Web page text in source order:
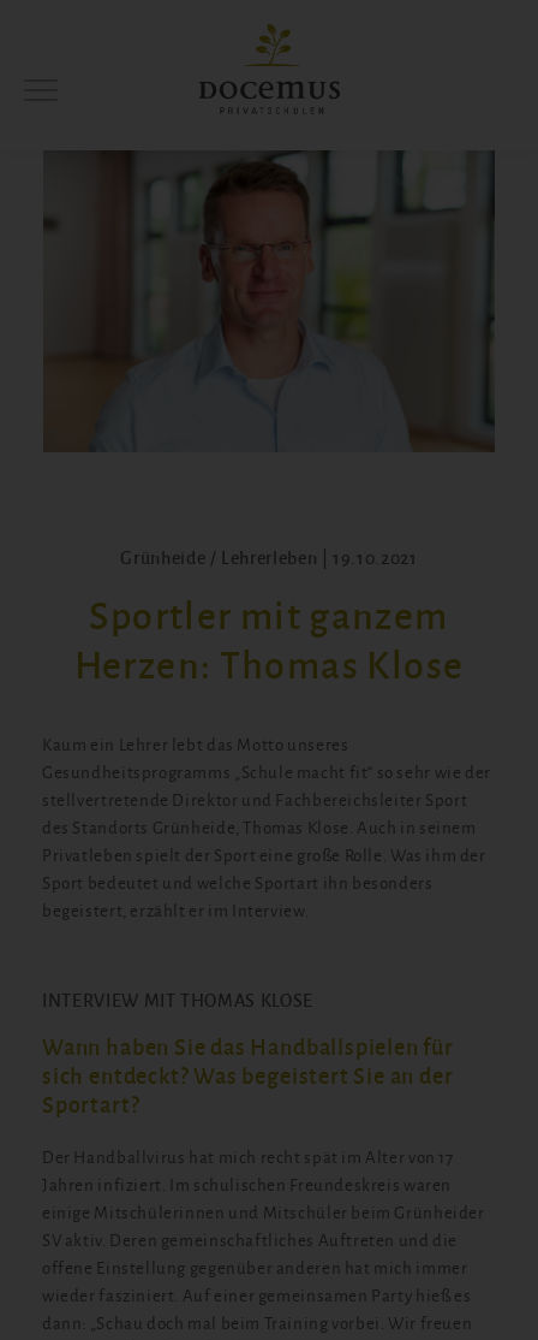
Grünheide / Lehrerleben | 19.10.2021
Sportler mit ganzem
Herzen: Thomas Klose
Kaum ein Lehrer lebt das Motto unseres
Gesundheitsprogramms „Schule macht fit“ so sehr wie der
stellvertretende Direktor und Fachbereichsleiter Sport
des Standorts Grünheide, Thomas Klose. Auch in seinem
Privatleben spielt der Sport eine große Rolle. Was ihm der
Sport bedeutet und welche Sportart ihn besonders
begeistert, erzählt er im Interview.
INTERVIEW MIT THOMAS KLOSE
Wann haben Sie das Handballspielen für
sich entdeckt? Was begeistert Sie an der
Sportart?
Der Handballvirus hat mich recht spät im Alter von 17
Jahren infiziert. Im schulischen Freundeskreis waren
einige Mitschülerinnen und Mitschüler beim Grünheider
SV aktiv. Deren gemeinschaftliches Auftreten und die
offene Einstellung gegenüber anderen hat mich immer
wieder fasziniert. Auf einer gemeinsamen Party hieß es
dann: „Schau doch mal beim Training vorbei. Wir freuen